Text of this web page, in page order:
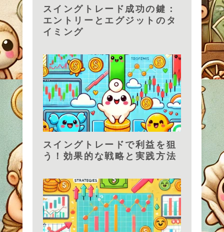
スイングトレード成功の鍵：
エントリーとエグジットのタ
イミング
スイングトレードで利益を狙
う！効果的な戦略と実践方法